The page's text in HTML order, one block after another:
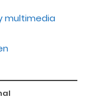
multimedia